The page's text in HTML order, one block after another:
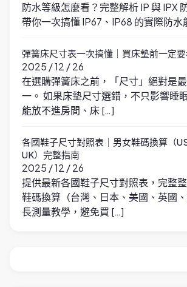
防水等級怎麼看？完整解析 IP 與 IPX
帶你一次搞懂 IP67、IP68 的實際防水
彈簧床尺寸表一次搞懂｜買床墊前一定
2025 / 12 / 26
在選購彈簧床之前，「尺寸」絕對是
一。 如果床墊尺寸選錯，不只影響睡
能放不進房間、床 […]
各國鞋子尺寸對照表｜男女鞋碼換算（
UK）完整指南
2025 / 12 / 26
提供最新各國鞋子尺寸對照表，完整
鞋碼換算（台灣、日本、美國、英國
長測量教學，避免買 […]